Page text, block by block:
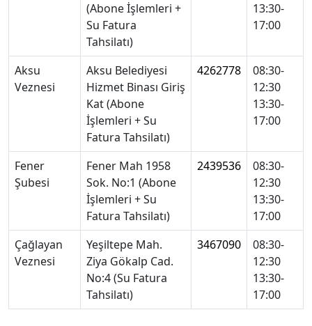
(Abone İşlemleri +
Su Fatura
Tahsilatı)
13:30-
17:00
Aksu
Veznesi
Aksu Belediyesi
Hizmet Binası Giriş
Kat (Abone
İşlemleri + Su
Fatura Tahsilatı)
4262778
08:30-
12:30
13:30-
17:00
Fener
Şubesi
Fener Mah 1958
Sok. No:1 (Abone
İşlemleri + Su
Fatura Tahsilatı)
2439536
08:30-
12:30
13:30-
17:00
Çağlayan
Veznesi
Yeşiltepe Mah.
Ziya Gökalp Cad.
No:4 (Su Fatura
Tahsilatı)
3467090
08:30-
12:30
13:30-
17:00